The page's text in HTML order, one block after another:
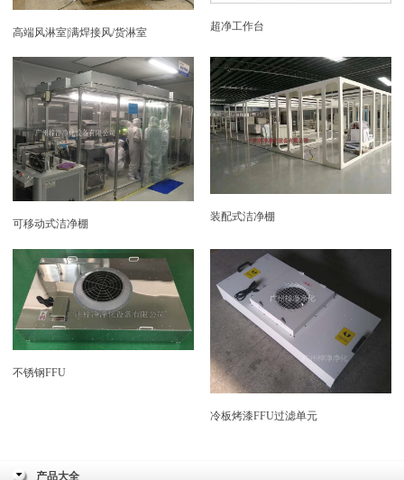
高端风淋室|满焊接风/货淋室 超净工作台
可移动式洁净棚
装配式洁净棚
不锈钢FFU
冷板烤漆FFU过滤单元
产品大全